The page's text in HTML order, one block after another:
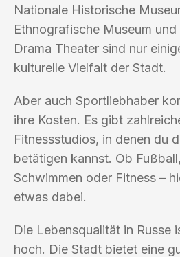
Nationale Historische
Ethnografische Museum
Drama Theater sind nur
kulturelle Vielfalt der Stadt.
Aber auch Sportliebhaber
ihre Kosten. Es gibt
Fitnessstudios, in denen du
betätigen kannst. Ob
Schwimmen oder Fitness –
etwas dabei.
Die Lebensqualität in Russe
hoch. Die Stadt bietet eine